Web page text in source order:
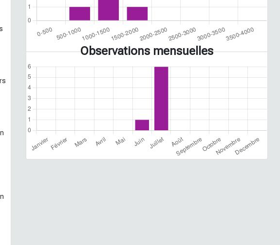
Observations mensuelles